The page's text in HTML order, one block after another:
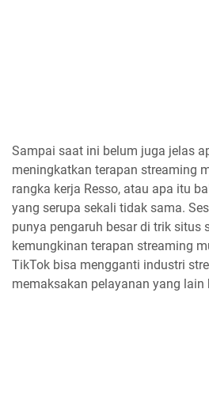
Sampai saat ini belum juga jelas
meningkatkan terapan streaming
rangka kerja Resso, atau apa itu
yang serupa sekali tidak sama.
punya pengaruh besar di trik situs
kemungkinan terapan streaming
TikTok bisa mengganti industri
memaksakan pelayanan yang lain